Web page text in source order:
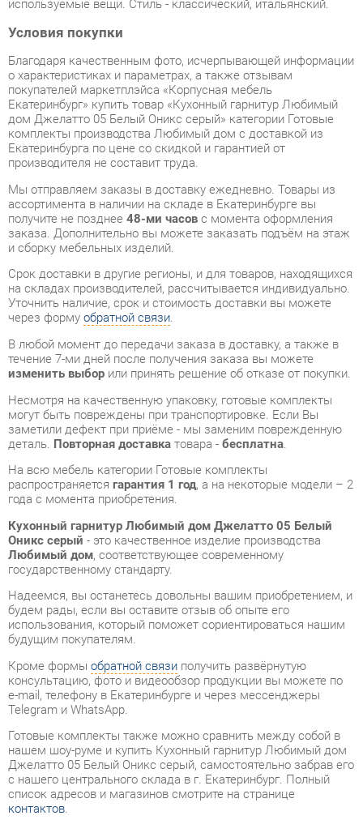
о характеристиках и параметрах, а также отзывам
покупателей маркетплэйса «Корпусная мебель
Екатеринбург» купить товар «Кухонный гарнитур Любимый
дом Джелатто 05 Белый Оникс серый» категории Готовые
комплекты производства Любимый дом с доставкой из
Екатеринбурга по цене со скидкой и гарантией от
производителя не составит труда.
Мы отправляем заказы в доставку ежедневно. Товары из
ассортимента в наличии на складе в Екатеринбурге вы
получите не позднее48-ми часовс момента оформления
заказа. Дополнительно вы можете заказать подъём на этаж
Срок доставки в другие регионы, и для товаров, находящихся
на складах производителей, рассчитывается индивидуально.
Уточнить наличие, срок и стоимость доставки вы можете
через формуобратной связи.
В любой момент до передачи заказа в доставку, а также в
течение 7-ми дней после получения заказа вы можете
изменить выборили принять решение об отказе от покупки.
Несмотря на качественную упаковку, готовые комплекты
могут быть повреждены при транспортировке. Если Вы
заметили дефект при приёме - мы заменим поврежденную
деталь.Повторная доставка товара -бесплатна.
На всю мебель категории Готовые комплекты
распространяетсягарантия 1 год, а на некоторые модели – 2
года с момента приобретения.
Кухонный гарнитур Любимый дом Джелатто 05 Белый
Любимый дом, соответствующее современному
государственному стандарту.
будем рады, если вы оставите отзыв об опыте его
использования, который поможет сориентироваться нашим
будущим покупателям.
Кроме формы обратной связи
консультацию, фото и видеообзор продукции вы можете по
e-mail, телефону в Екатеринбурге и через мессенджеры
Telegram и WhatsApp.
Готовые комплекты также можно сравнить между собой в
нашем шоу-руме и купить Кухонный гарнитур Любимый дом
Джелатто 05 Белый Оникс серый, самостоятельно забрав его
с нашего центрального склада в г. Екатеринбург. Полный
список адресов и магазинов смотрите на странице
контактов.
Стиль интерьера
Классический
Угловой модуль
Нет
Шкаф под встроенную технику